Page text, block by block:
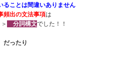
ることは間違いありません
頻出の文法事項は
分詞構文でした！！
ったり